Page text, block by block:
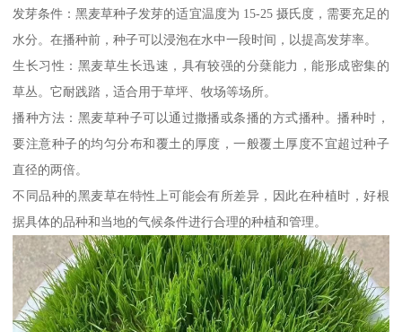
发芽条件：黑麦草种子发芽的适宜温度为 15-25 摄氏度，需要充足的
水分。在播种前，种子可以浸泡在水中一段时间，以提高发芽率。
生长习性：黑麦草生长迅速，具有较强的分蘖能力，能形成密集的
草丛。它耐践踏，适合用于草坪、牧场等场所。
播种方法：黑麦草种子可以通过撒播或条播的方式播种。播种时，
要注意种子的均匀分布和覆土的厚度，一般覆土厚度不宜超过种子
直径的两倍。
不同品种的黑麦草在特性上可能会有所差异，因此在种植时，好根
据具体的品种和当地的气候条件进行合理的种植和管理。